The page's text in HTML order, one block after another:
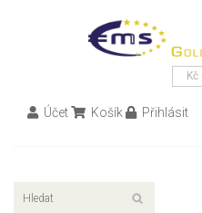
Kč
Účet Košík Přihlásit